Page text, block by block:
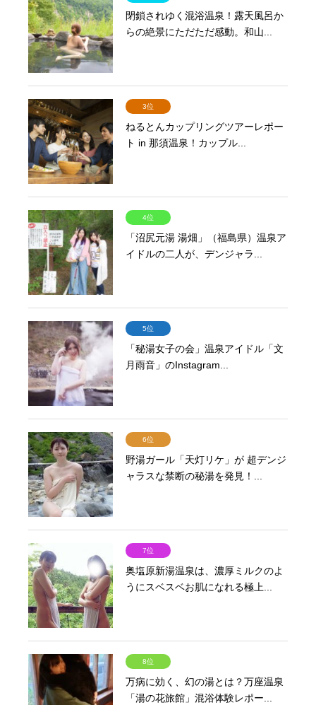
閉鎖されゆく混浴温泉！露天風呂か
らの絶景にただただ感動。和山...
3位
ねるとんカップリングツアーレポー
ト in 那須温泉！カップル...
4位
「沼尻元湯 湯畑」（福島県）温泉ア
イドルの二人が、デンジャラ...
5位
「秘湯女子の会」温泉アイドル「文
月雨音」のInstagram...
6位
野湯ガール「天灯リケ」が 超デンジ
ャラスな禁断の秘湯を発見！...
7位
奥塩原新湯温泉は、濃厚ミルクのよ
うにスベスベお肌になれる極上...
8位
万病に効く、幻の湯とは？万座温泉
「湯の花旅館」混浴体験レポー...